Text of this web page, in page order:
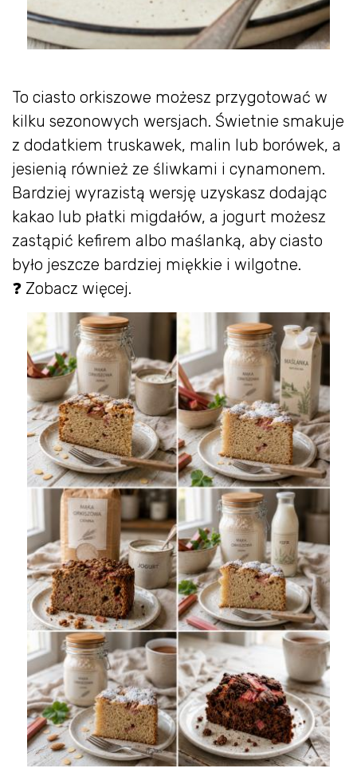
To ciasto orkiszowe możesz przygotować w
kilku sezonowych wersjach. Świetnie smakuje
z dodatkiem truskawek, malin lub borówek, a
jesienią również ze śliwkami i cynamonem.
Bardziej wyrazistą wersję uzyskasz dodając
kakao lub płatki migdałów, a jogurt możesz
zastąpić kefirem albo maślanką, aby ciasto
było jeszcze bardziej miękkie i wilgotne.
❓ Zobacz więcej.